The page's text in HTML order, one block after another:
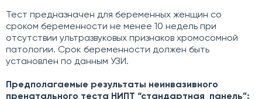
Тест предназначен для беременных женщин со
сроком беременности не менее 10 недель при
отсутствии ультразвуковых признаков хромосомной
патологии. Срок беременности должен быть
установлен по данным УЗИ.
Предполагаемые результаты неинвазивного
пренатального теста НИПТ “стандартная панель”: